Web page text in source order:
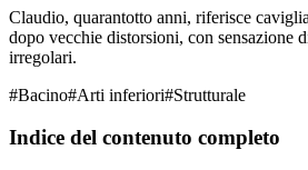
Claudio, quarantotto anni, riferisce
dopo vecchie distorsioni, con sensazione
irregolari.
#Bacino#Arti inferiori#Strutturale
Indice del contenuto completo